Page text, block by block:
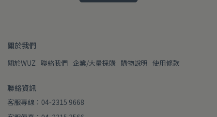
關於我們
關於WUZ 聯絡我們 企業/大量採購 購物說明 使用條款
聯絡資訊
客服專線：04-2315 9668